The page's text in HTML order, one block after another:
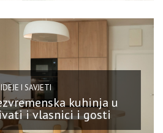
IDEJE I SAVJETI
kuhinja u
i vlasnici i gosti